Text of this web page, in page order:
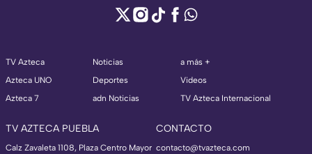
TV Azteca
Azteca UNO
Azteca 7
Noticias
Deportes
adn Noticias
a más +
Videos
TV Azteca Internacional
TV AZTECA PUEBLA
Calz Zavaleta 1108, Plaza Centro Mayor
CONTACTO
contacto@tvazteca.com